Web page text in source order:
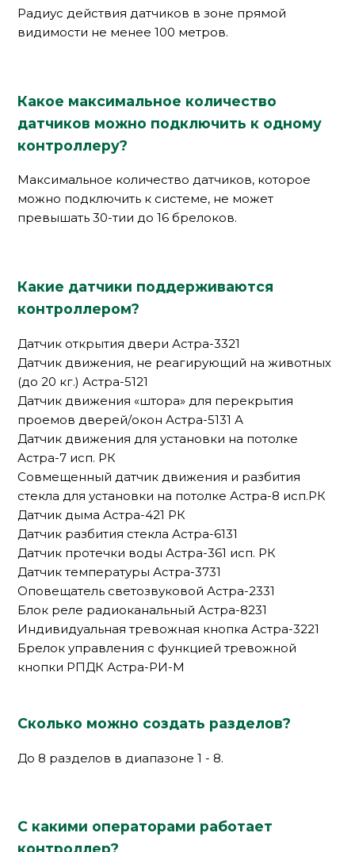
Радиус действия датчиков в зоне прямой
видимости не менее 100 метров.
Какое максимальное количество
датчиков можно подключить к одному
контроллеру?
Максимальное количество датчиков, которое
можно подключить к системе, не может
превышать 30-тии до 16 брелоков.
Какие датчики поддерживаются
контроллером?
Датчик открытия двери Астра-3321
Датчик движения, не реагирующий на животных
(до 20 кг.) Астра-5121
Датчик движения «штора» для перекрытия
проемов дверей/окон Астра-5131 А
Датчик движения для установки на потолке
Астра-7 исп. РК
Совмещенный датчик движения и разбития
стекла для установки на потолке Астра-8 исп.РК
Датчик дыма Астра-421 РК
Датчик разбития стекла Астра-6131
Датчик протечки воды Астра-361 исп. РК
Датчик температуры Астра-3731
Оповещатель светозвуковой Астра-2331
Блок реле радиоканальный Астра-8231
Индивидуальная тревожная кнопка Астра-3221
Брелок управления с функцией тревожной
кнопки РПДК Астра-РИ-М
Сколько можно создать разделов?
До 8 разделов в диапазоне 1 - 8.
С какими операторами работает
контроллер?